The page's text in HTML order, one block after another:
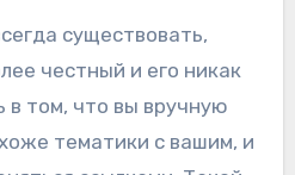
существовать,
честный и его никак
в том, что вы вручную
тематики с вашим, и